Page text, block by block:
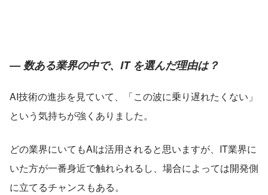
— 数ある業界の中で、IT を選んだ理由は？
AI技術の進歩を見ていて、「この波に乗り遅れたくない」
という気持ちが強くありました。
どの業界にいてもAIは活用されると思いますが、IT業界に
いた方が一番身近で触れられるし、場合によっては開発側
に立てるチャンスもある。